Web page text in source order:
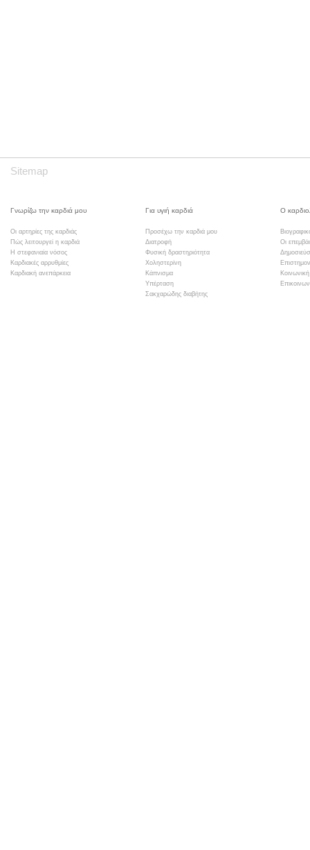
Sitemap
Γνωρίζω την καρδιά μου
Οι αρτηρίες της καρδιάς
Πώς λειτουργεί η καρδιά
Η στεφανιαία νόσος
Καρδιακές αρρυθμίες
Καρδιακή ανεπάρκεια
Για υγιή καρδιά
Προσέχω την καρδιά μου
Διατροφή
Φυσική δραστηριότητα
Χοληστερίνη
Κάπνισμα
Υπέρταση
Σακχαρώδης διαβήτης
Ο
Οι